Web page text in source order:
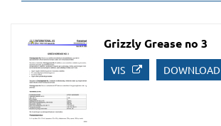
Grizzly Grease no 3
VIS DOWNLOAD